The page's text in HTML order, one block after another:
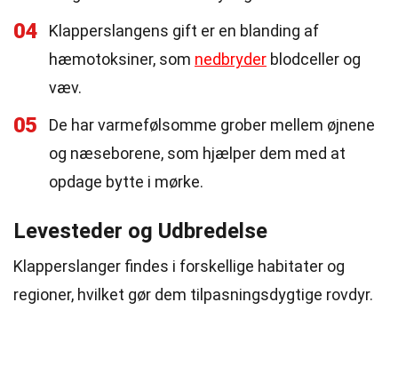
04
Klapperslangens gift er en blanding af
hæmotoksiner, som nedbryder blodceller og
væv.
05
De har varmefølsomme grober mellem øjnene
og næseborene, som hjælper dem med at
opdage bytte i mørke.
Levesteder og Udbredelse
Klapperslanger findes i forskellige habitater og
regioner, hvilket gør dem tilpasningsdygtige rovdyr.